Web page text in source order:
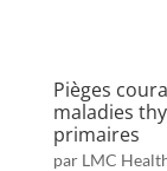
Pièges
maladies
primaires
par LMC